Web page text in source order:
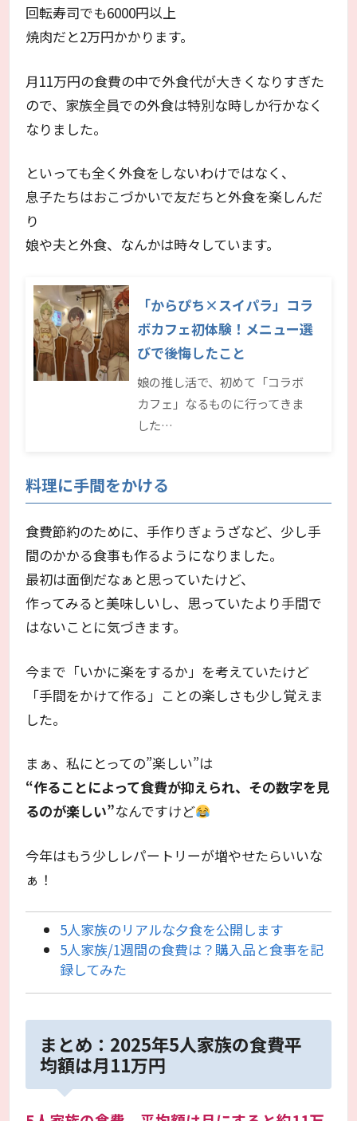
回転寿司でも6000円以上
焼肉だと2万円かかります。
月11万円の食費の中で外食代が大きくなりすぎた
ので、家族全員での外食は特別な時しか行かなく
なりました。
といっても全く外食をしないわけではなく、
息子たちはおこづかいで友だちと外食を楽しんだ
り
娘や夫と外食、なんかは時々しています。
「からぴち×スイパラ」コラ
ボカフェ初体験！メニュー選
びで後悔したこと
娘の推し活で、初めて「コラボ
カフェ」なるものに行ってきま
した…
料理に手間をかける
食費節約のために、手作りぎょうざなど、少し手
間のかかる食事も作るようになりました。
最初は面倒だなぁと思っていたけど、
作ってみると美味しいし、思っていたより手間で
はないことに気づきます。
今まで「いかに楽をするか」を考えていたけど
「手間をかけて作る」ことの楽しさも少し覚えま
した。
まぁ、私にとっての”楽しい”は
“作ることによって食費が抑えられ、その数字を見
るのが楽しい”なんですけど
今年はもう少しレパートリーが増やせたらいいな
ぁ！
5人家族のリアルな夕食を公開します
5人家族/1週間の食費は？購入品と食事を記
録してみた
まとめ：2025年5人家族の食費平
均額は月11万円